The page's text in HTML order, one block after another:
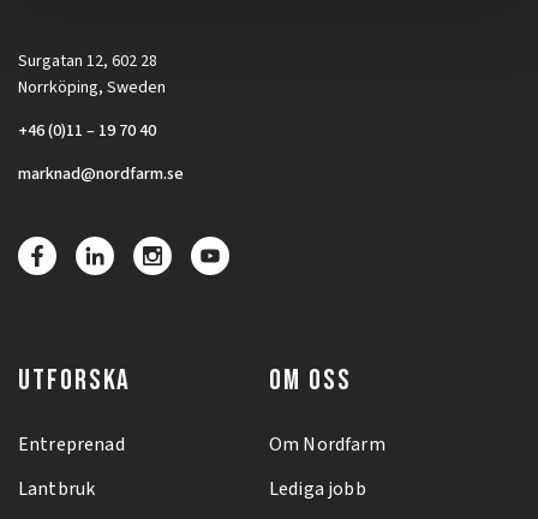
Surgatan 12, 602 28
Norrköping, Sweden
+46 (0)11 – 19 70 40
marknad@nordfarm.se
UTFORSKA
Entreprenad
Lantbruk
OM OSS
Om Nordfarm
Lediga jobb